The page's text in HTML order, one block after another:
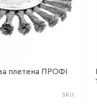
плетена ПРОФІ
SKU: